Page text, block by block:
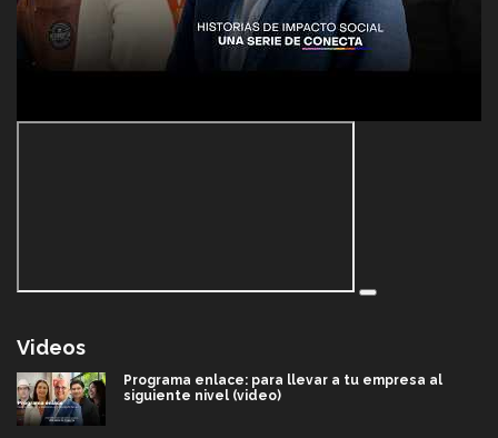
Videos
Programa enlace: para llevar a tu empresa al
siguiente nivel (video)